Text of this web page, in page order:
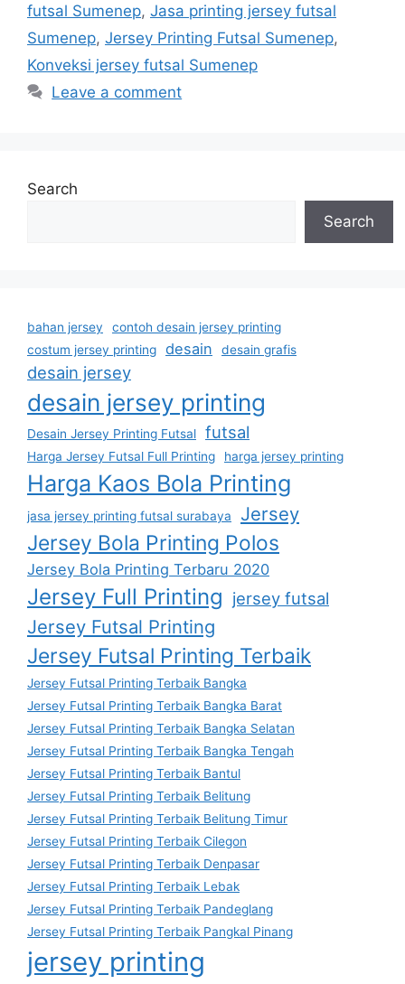
futsal Sumenep, Jasa printing jersey futsal
Sumenep, Jersey Printing Futsal Sumenep,
Konveksi jersey futsal Sumenep
Leave a comment
Search
Search
bahan jersey
contoh desain jersey printing
costum jersey printing
desain desain grafis
desain jersey
desain jersey printing
Desain Jersey Printing Futsal futsal
Harga Jersey Futsal Full Printing harga jersey printing
Harga Kaos Bola Printing
jasa jersey printing futsal surabaya Jersey
Jersey Bola Printing Polos
Jersey Bola Printing Terbaru 2020
Jersey Full Printing jersey futsal
Jersey Futsal Printing
Jersey Futsal Printing Terbaik
Jersey Futsal Printing Terbaik Bangka
Jersey Futsal Printing Terbaik Bangka Barat
Jersey Futsal Printing Terbaik Bangka Selatan
Jersey Futsal Printing Terbaik Bangka Tengah
Jersey Futsal Printing Terbaik Bantul
Jersey Futsal Printing Terbaik Belitung
Jersey Futsal Printing Terbaik Belitung Timur
Jersey Futsal Printing Terbaik Cilegon
Jersey Futsal Printing Terbaik Denpasar
Jersey Futsal Printing Terbaik Lebak
Jersey Futsal Printing Terbaik Pandeglang
Jersey Futsal Printing Terbaik Pangkal Pinang
jersey printing